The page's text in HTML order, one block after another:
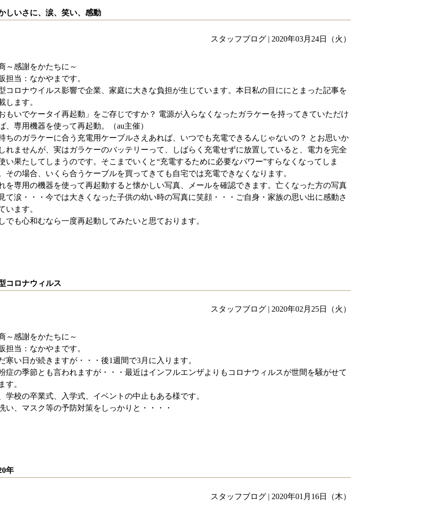
しいさに、涙、笑い、感動
スタッフブログ | 2020年03月24日（火）
～感謝をかたちに～
担当：なかやまです。
コロナウイルス影響で企業、家庭に大きな負担が生じています。本日私の目ににとまった記事を
します。
もいでケータイ再起動」をご存じですか？ 電源が入らなくなったガラケーを持ってきていただけ
、専用機器を使って再起動。（au主催）
ちのガラケーに合う充電用ケーブルさえあれば、いつでも充電できるんじゃないの？ とお思いか
れませんが、実はガラケーのバッテリーって、しばらく充電せずに放置していると、電力を完全
い果たしてしまうのです。そこまでいくと“充電するために必要なパワー”すらなくなってしま
その場合、いくら合うケーブルを買ってきても自宅では充電できなくなります。
を専用の機器を使って再起動すると懐かしい写真、メールを確認できます。亡くなった方の写真
て涙・・・今では大きくなった子供の幼い時の写真に笑顔・・・ご自身・家族の思い出に感動さ
います。
でも心和むなら一度再起動してみたいと思ております。
コロナウィルス
スタッフブログ | 2020年02月25日（火）
～感謝をかたちに～
担当：なかやまです。
寒い日が続きますが・・・後1週間で3月に入ります。
症の季節とも言われますが・・・最近はインフルエンザよりもコロナウィルスが世間を騒がせて
す。
学校の卒業式、入学式、イベントの中止もある様です。
い、マスク等の予防対策をしっかりと・・・・
年
スタッフブログ | 2020年01月16日（木）